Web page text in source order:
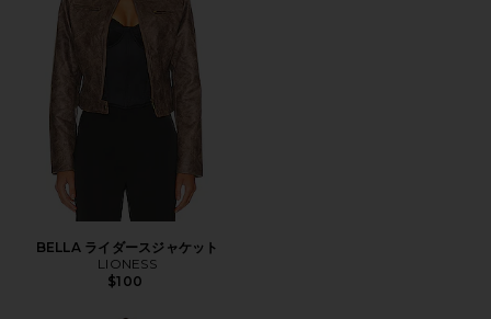
BELLA ライダースジャケット
LIONESS
$100